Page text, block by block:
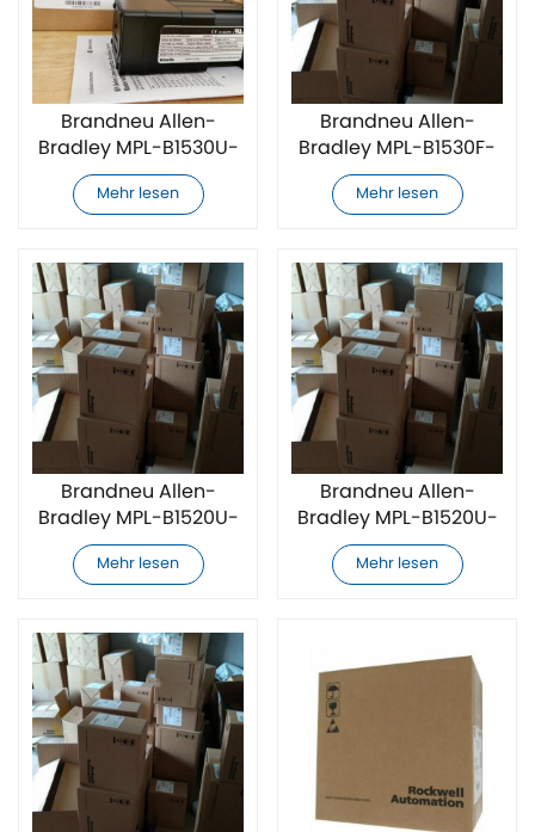
Brandneu Allen-
Bradley MPL-B1530U-
EJ72AA Servomotor
Mehr lesen
Brandneu Allen-
Bradley MPL-B1530F-
V-X219 Servomotor
Mehr lesen
Brandneu Allen-
Bradley MPL-B1520U-
VJ74AA Servomotor
Mehr lesen
Brandneu Allen-
Bradley MPL-B1520U-
VJ72AA Servomotor
Mehr lesen